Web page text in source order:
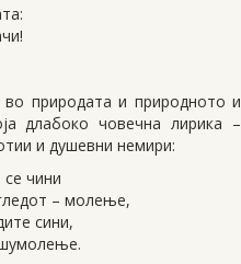
природата и природното и
длабоко човечна лирика –
и душевни немири:
се чини
– молење,
сини,